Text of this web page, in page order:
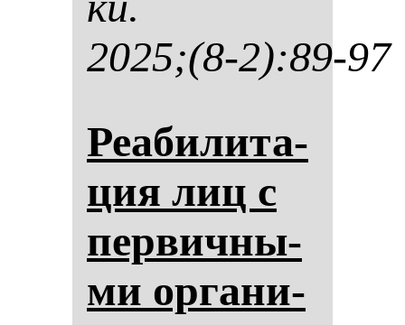
2025;(8-2):89-97
Реаби­ли­та­
ция лиц с
пер­вич­ны­
ми ор­га­ни­